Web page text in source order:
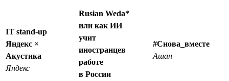
IT stand-up
Яндекс ×
Акустика
Яндекс
Rusian Weda*
или как ИИ
учит
иностранцев
работе
в России
#Снова_вместе
Ашан